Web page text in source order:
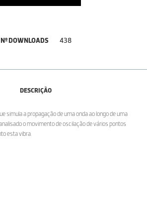
Nº DOWNLOADS 438
DESCRIÇÃO
simula a propagação de uma onda ao longo de uma
o movimento de oscilação de vários pontos
esta vibra.